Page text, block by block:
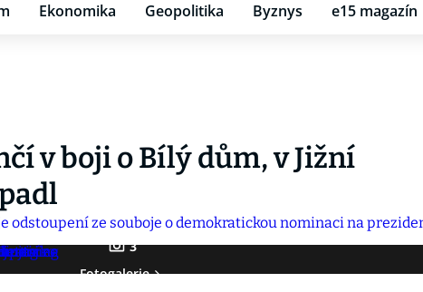
Ekonomika Geopolitika Byznys e15 magazín
v boji o Bílý dům, v Jižní
3
Fotogalerie